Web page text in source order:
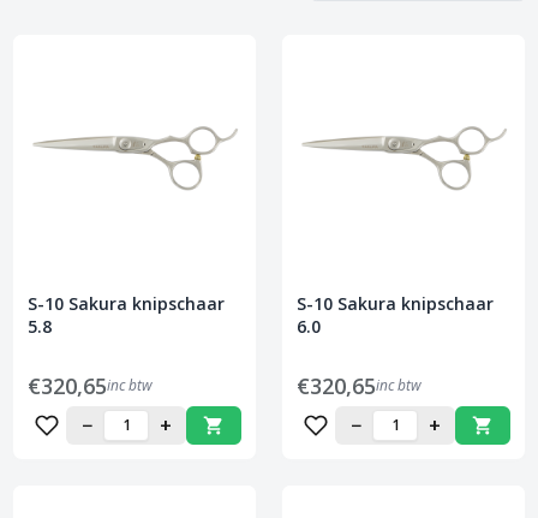
S-10 Sakura knipschaar
5.8
€320,65inc btw
− +
S-10 Sakura knipschaar
6.0
€320,65inc btw
− +